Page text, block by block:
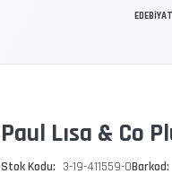
EDEBİYAT
Paul Lısa & Co
Stok Kodu: 3-19-411559-0Barkod: